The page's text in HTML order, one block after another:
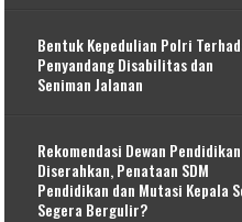
Bentuk Kepedulian Polri
Penyandang Disabilitas dan
Seniman Jalanan
Rekomendasi Dewan Pendidikan
Diserahkan, Penataan SDM
Pendidikan dan Mutasi Kepala
Segera Bergulir?